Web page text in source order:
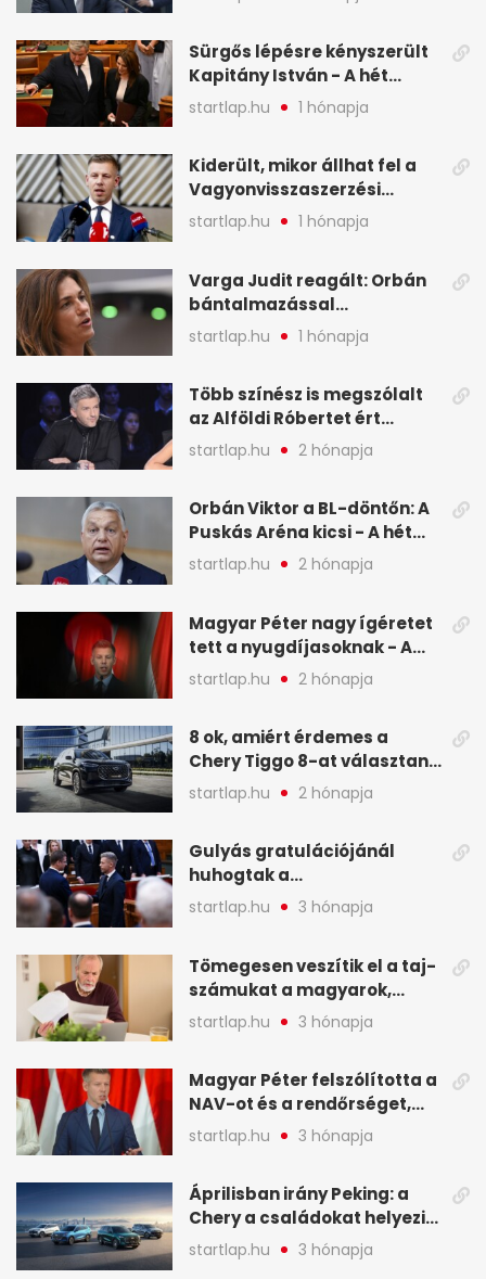
legfontosabb hírei
Sürgős lépésre kényszerült
Kapitány István - A hét
legfontosabb hírei
képekben
startlap.hu 1 hónapja
Kiderült, mikor állhat fel a
Vagyonvisszaszerzési
Hivatal - A hét legfontosabb
hírei képekben
startlap.hu 1 hónapja
Varga Judit reagált: Orbán
bántalmazással
kapcsolatban emlegette - A
hét legfontosabb hírei
startlap.hu 1 hónapja
Több színész is megszólalt
az Alföldi Róbertet ért
vádakról - A hét
legfontosabb hírei
startlap.hu 2 hónapja
Orbán Viktor a BL-döntőn: A
Puskás Aréna kicsi - A hét
legfontosabb hírei képeken
startlap.hu 2 hónapja
Magyar Péter nagy ígéretet
tett a nyugdíjasoknak - A
hét legfontosabb hírei
képekben
startlap.hu 2 hónapja
8 ok, amiért érdemes a
Chery Tiggo 8-at választani!
(X)
startlap.hu 2 hónapja
Gulyás gratulációjánál
huhogtak a
leghangosabban, miután
Magyart miniszterelnökké
legfontosabb hírei
képekben
startlap.hu 3 hónapja
Tömegesen veszítik el a taj-
számukat a magyarok,
sokak ellen eljárást indít a
NAV - A hét hírei képekben
startlap.hu 3 hónapja
Magyar Péter felszólította a
NAV-ot és a rendőrséget,
tartóztassák le a NER-es
oligarchákat - A hét
startlap.hu 3 hónapja
Áprilisban irány Peking: a
Chery a családokat helyezi
globális mobilitási
programja középpontjába
startlap.hu 3 hónapja